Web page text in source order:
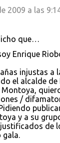
2009 a las
que…
Enrique
injustas a
el alcalde de
Montoya,
/
y a su
de
gala.